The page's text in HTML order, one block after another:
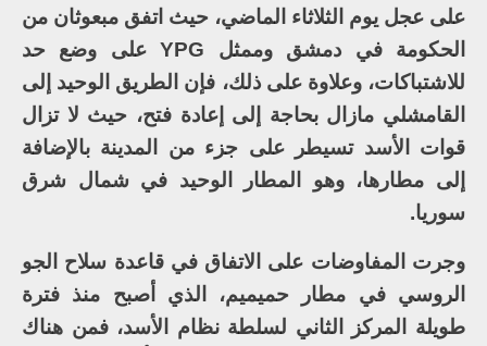
على عجل يوم الثلاثاء الماضي، حيث اتفق مبعوثان من
الحكومة في دمشق وممثل YPG على وضع حد
للاشتباكات، وعلاوة على ذلك، فإن الطريق الوحيد إلى
القامشلي مازال بحاجة إلى إعادة فتح، حيث لا تزال
قوات الأسد تسيطر على جزء من المدينة بالإضافة
إلى مطارها، وهو المطار الوحيد في شمال شرق
سوريا.
وجرت المفاوضات على الاتفاق في قاعدة سلاح الجو
الروسي في مطار حميميم، الذي أصبح منذ فترة
طويلة المركز الثاني لسلطة نظام الأسد، فمن هناك